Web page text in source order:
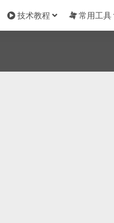
技术教程 常用工具